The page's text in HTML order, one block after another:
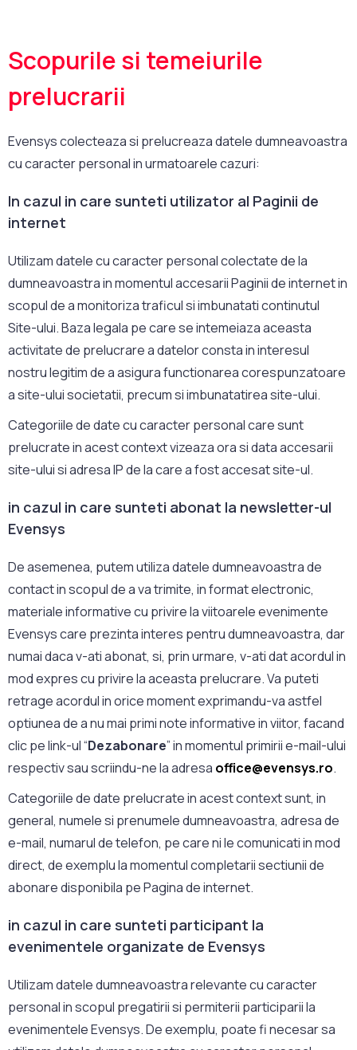
Scopurile si temeiurile
prelucrarii
Evensys colecteaza si prelucreaza datele dumneavoastra
cu caracter personal in urmatoarele cazuri:
In cazul in care sunteti utilizator al Paginii de
internet
Utilizam datele cu caracter personal colectate de la
dumneavoastra in momentul accesarii Paginii de internet in
scopul de a monitoriza traficul si imbunatati continutul
Site-ului. Baza legala pe care se intemeiaza aceasta
activitate de prelucrare a datelor consta in interesul
nostru legitim de a asigura functionarea corespunzatoare
a site-ului societatii, precum si imbunatatirea site-ului.
Categoriile de date cu caracter personal care sunt
prelucrate in acest context vizeaza ora si data accesarii
site-ului si adresa IP de la care a fost accesat site-ul.
in cazul in care sunteti abonat la newsletter-ul
Evensys
De asemenea, putem utiliza datele dumneavoastra de
contact in scopul de a va trimite, in format electronic,
materiale informative cu privire la viitoarele evenimente
Evensys care prezinta interes pentru dumneavoastra, dar
numai daca v-ati abonat, si, prin urmare, v-ati dat acordul in
mod expres cu privire la aceasta prelucrare. Va puteti
retrage acordul in orice moment exprimandu-va astfel
optiunea de a nu mai primi note informative in viitor, facand
clic pe link-ul “Dezabonare” in momentul primirii e-mail-ului
respectiv sau scriindu-ne la adresa office@evensys.ro.
Categoriile de date prelucrate in acest context sunt, in
general, numele si prenumele dumneavoastra, adresa de
e-mail, numarul de telefon, pe care ni le comunicati in mod
direct, de exemplu la momentul completarii sectiunii de
abonare disponibila pe Pagina de internet.
in cazul in care sunteti participant la
evenimentele organizate de Evensys
Utilizam datele dumneavoastra relevante cu caracter
personal in scopul pregatirii si permiterii participarii la
evenimentele Evensys. De exemplu, poate fi necesar sa